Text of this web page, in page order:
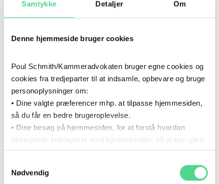
Samtykke Detaljer Om
Denne hjemmeside bruger cookies
Poul Schmith/Kammeradvokaten bruger egne cookies og
cookies fra tredjeparter til at indsamle, opbevare og bruge
personoplysninger om:
• Dine valgte præferencer mhp. at tilpasse hjemmesiden,
så du får en bedre brugeroplevelse.
• Dine besøg på hjemmesiden, for at forstå hvordan
besøgende interagerer med hjemmesiden, så vi kan gøre
Du kan til enhver tid tilbagekalde dit samtykke via det link,
som du finder i bunden af hjemmesiden.
Nødvendig
tillidsfulde relationer.
SPECIALER
BANK OG FINANSIERING
SELSKABSRET
CV